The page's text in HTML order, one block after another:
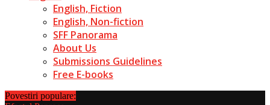
English, Fiction
English, Non-fiction
SFF Panorama
About Us
Submissions Guidelines
Free E-books
Povestiri populare: